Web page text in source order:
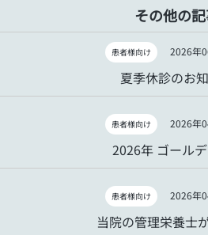
その他の
2026年
患者様向け
夏季休診のお
2026年
患者様向け
2026年 ゴール
2026年
患者様向け
当院の管理栄養士